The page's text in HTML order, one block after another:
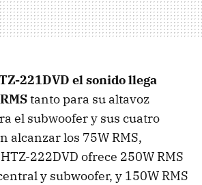
221DVD el sonido llega
tanto para su altavoz
el subwoofer y sus cuatro
alcanzar los 75W RMS,
222DVD ofrece 250W RMS
y subwoofer, y 150W RMS